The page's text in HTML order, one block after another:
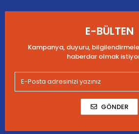
E-BÜLTEN
Kampanya, duyuru,
haberdar olmak
GÖNDER